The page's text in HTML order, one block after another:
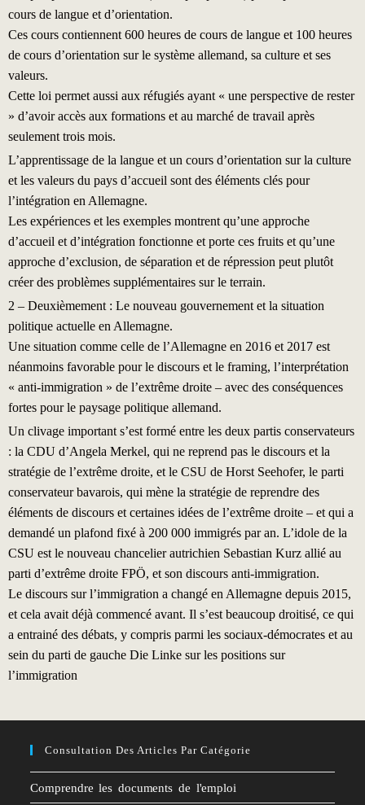
cours de langue et d’orientation.
Ces cours contiennent 600 heures de cours de langue et 100 heures
de cours d’orientation sur le système allemand, sa culture et ses
valeurs.
Cette loi permet aussi aux réfugiés ayant « une perspective de rester
» d’avoir accès aux formations et au marché de travail après
seulement trois mois.
L’apprentissage de la langue et un cours d’orientation sur la culture
et les valeurs du pays d’accueil sont des éléments clés pour
l’intégration en Allemagne.
Les expériences et les exemples montrent qu’une approche
d’accueil et d’intégration fonctionne et porte ces fruits et qu’une
approche d’exclusion, de séparation et de répression peut plutôt
créer des problèmes supplémentaires sur le terrain.
2 – Deuxièmement : Le nouveau gouvernement et la situation
politique actuelle en Allemagne.
Une situation comme celle de l’Allemagne en 2016 et 2017 est
néanmoins favorable pour le discours et le framing, l’interprétation
« anti-immigration » de l’extrême droite – avec des conséquences
fortes pour le paysage politique allemand.
Un clivage important s’est formé entre les deux partis conservateurs
: la CDU d’Angela Merkel, qui ne reprend pas le discours et la
stratégie de l’extrême droite, et le CSU de Horst Seehofer, le parti
conservateur bavarois, qui mène la stratégie de reprendre des
éléments de discours et certaines idées de l’extrême droite – et qui a
demandé un plafond fixé à 200 000 immigrés par an. L’idole de la
CSU est le nouveau chancelier autrichien Sebastian Kurz allié au
parti d’extrême droite FPÖ, et son discours anti-immigration.
Le discours sur l’immigration a changé en Allemagne depuis 2015,
et cela avait déjà commencé avant. Il s’est beaucoup droitisé, ce qui
a entrainé des débats, y compris parmi les sociaux-démocrates et au
sein du parti de gauche Die Linke sur les positions sur
l’immigration
Consultation Des Articles Par Catégorie
Comprendre les documents de l'emploi